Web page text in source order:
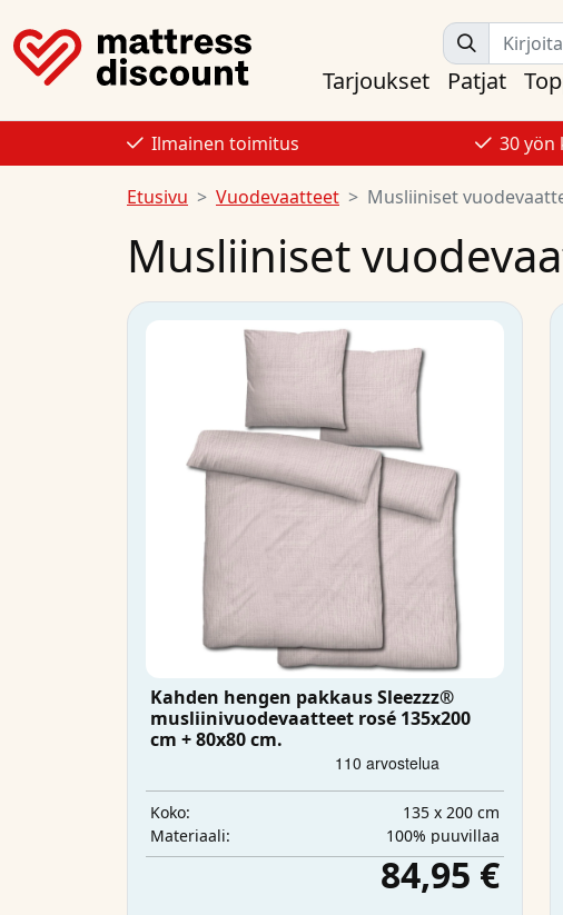
Tarjoukset Patjat
Ilmainen toimitus 30 yön
Etusivu Vuodevaatteet Musliiniset
Musliiniset
Kahden hengen pakkaus Sleezzz®
musliinivuodevaatteet rosé 135x200
cm + 80x80 cm.
Koko:
135 x 200 cm
Materiaali:
100% puuvillaa
84,95 €